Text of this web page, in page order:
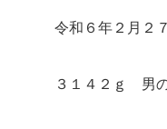
令和６年２月２
３１４２ｇ 男